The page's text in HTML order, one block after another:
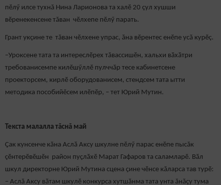
пӗлӳ илсе тухнă Нина Ларионова та халӗ 20 çул хушши
вӗренекенсене тăван чӗлхепе пӗлӳ парать.
Грант укçине те тăван чӗлхене упрас, ăна вӗрентес енӗпе усă курӗç.
–Уроксене тата та интереслӗрех тăвассишӗн, хальхи вӑхӑтри
требованисемпе килӗшӳллӗ пулччӑр тесе кабинетсене
проекторсем, кирлӗ оборудованисем, стендсем тата ытти
методика пособийěсем илӗпӗр, – тет Юрий Мутин.
Текста малалла тăснă май
Ҫак кунсенче кӑна Аслӑ Аксу шкулне пӗлӳ парас енӗпе пысăк
çӗнтерӗвӗшӗн район пуҫлӑхӗ Марат Гафаров та саламларӗ. Вӑл
шкул директорне Юрий Мутина сцена ҫине чӗнсе кăларса тав турӗ:
– Аслă Аксу вӑтам шкулӗ конкурса хутшӑнма тата унта ăнăçу тума